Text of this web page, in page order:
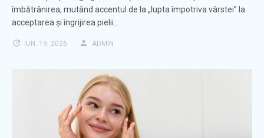
îmbătrânirea, mutând accentul de la „lupta împotriva vârstei” la
acceptarea și îngrijirea pielii…
IUN. 19, 2026 ADMIN